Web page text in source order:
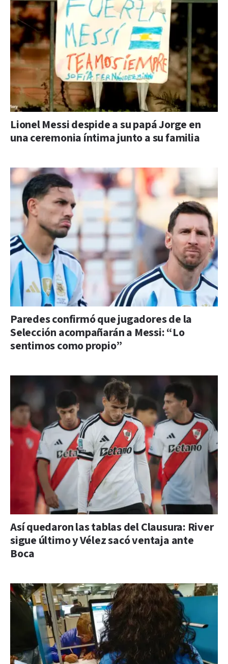
Lionel Messi despide a su papá Jorge en
una ceremonia íntima junto a su familia
Paredes confirmó que jugadores de la
Selección acompañarán a Messi: “Lo
sentimos como propio”
Así quedaron las tablas del Clausura: River
sigue último y Vélez sacó ventaja ante
Boca